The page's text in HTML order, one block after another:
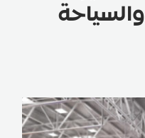
والسياحة